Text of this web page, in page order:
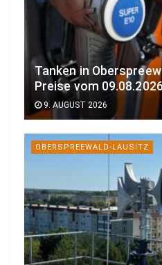
Tanken in
Preise vom 09.08.2026
9. AUGUST 2026
OBERSPREEWALD-LAUSITZ